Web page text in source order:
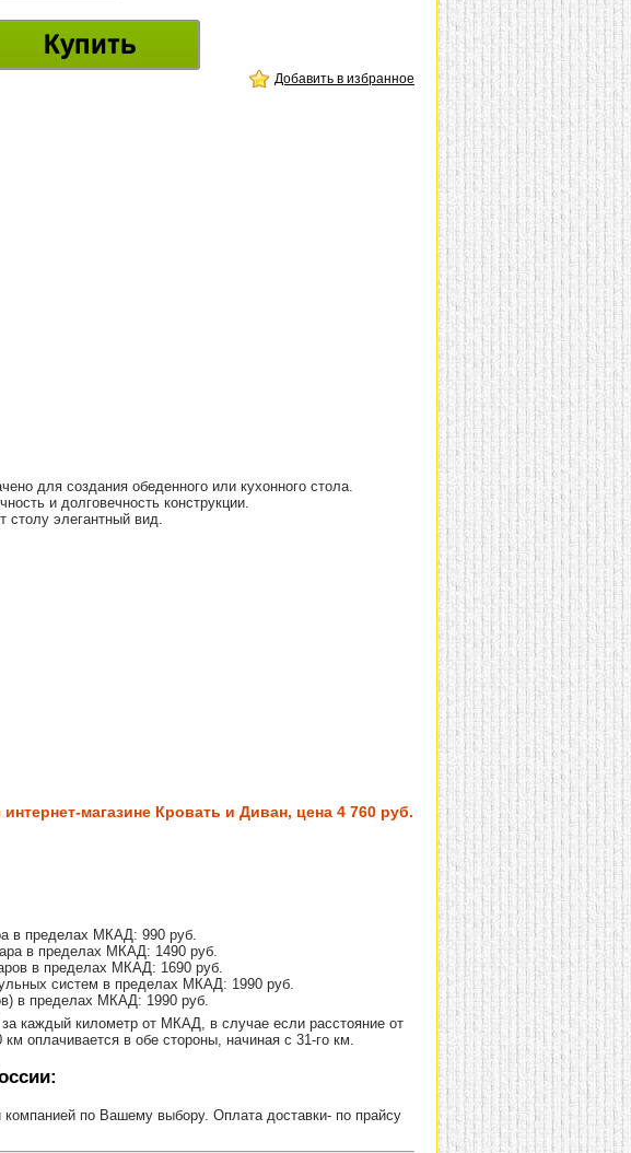
Купить
Добавить в избранное
для создания обеденного или кухонного стола.
и долговечность конструкции.
столу элегантный вид.
магазине Кровать и Диван, цена 4 760 руб.
в пределах МКАД: 990 руб.
в пределах МКАД: 1490 руб.
в пределах МКАД: 1690 руб.
систем в пределах МКАД: 1990 руб.
в пределах МКАД: 1990 руб.
каждый километр от МКАД, в случае если расстояние от
оплачивается в обе стороны, начиная с 31-го км.
по Вашему выбору. Оплата доставки- по прайсу